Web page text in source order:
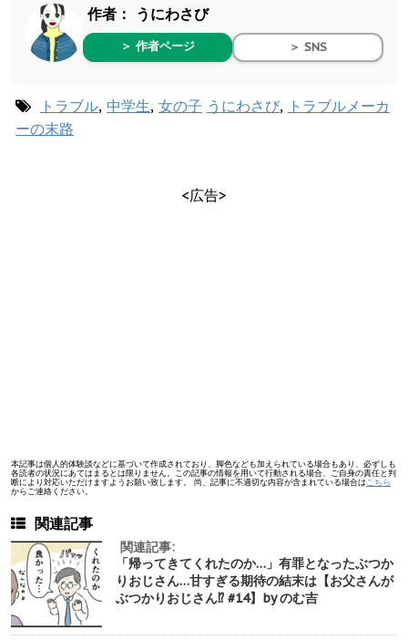
作者： うにわさび
＞ 作者ページ ＞ SNS
トラブル, 中学生, 女の子 うにわさび, トラブルメーカ
ーの末路
<広告>
本記事は個人的体験談などに基づいて作成されており、脚色なども加えられている場合もあり、必ずしも
各読者の状況にあてはまるとは限りません。この記事の情報を用いて行動される場合、ご自身の責任と判
断により対応いただけますようお願い致します。 尚、記事に不適切な内容が含まれている場合は こちら
からご連絡ください。
関連記事
関連記事:
「帰ってきてくれたのか…」有罪となったぶつか
りおじさん…甘すぎる期待の結末は【お父さんが
ぶつかりおじさん⁉︎ #14】by のむ吉